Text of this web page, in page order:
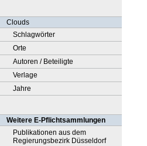
Clouds
Schlagwörter
Orte
Autoren / Beteiligte
Verlage
Jahre
Weitere E-Pflichtsammlungen
Publikationen aus dem
Regierungsbezirk Düsseldorf